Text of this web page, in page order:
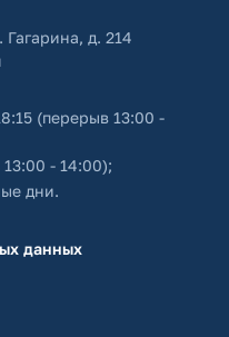
д. 214
(перерыв 13:00 -
- 14:00);
дни.
данных